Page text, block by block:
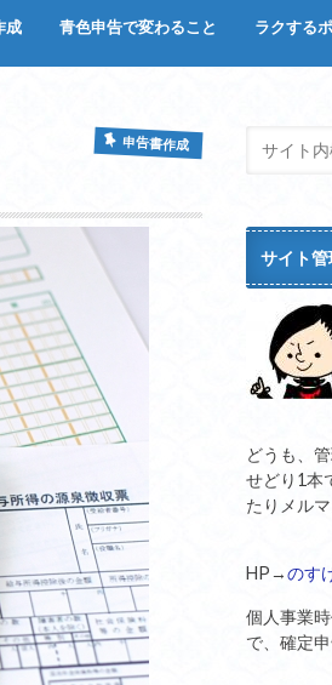
バレ
成
で必要な書類
トを使わないなら
書１.経費項目
書2.収入項目
書3.売上原価項目（主に棚
書４.減価償却と白色専従者
書B
青色申告で変わること
青色申告のメリットなど
会計ソフトを使えばかなり楽
会計ソフトをせどり用にカスタム
貸借について
ラクする
申告書作成
サイト
どうも、
せどり1本
たりメル
HP→のす
個人事業
で、確定